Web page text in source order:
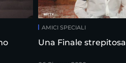
AMICI SPECIALI
Una Finale strepitosa